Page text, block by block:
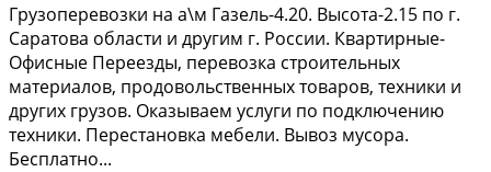
Грузоперевозки на а\м Газель-4.20. Высота-2.15 по г.
Саратова области и другим г. России. Квартирные-
Офисные Переезды, перевозка строительных
материалов, продовольственных товаров, техники и
других грузов. Оказываем услуги по подключению
техники. Перестановка мебели. Вывоз мусора.
Бесплатно...